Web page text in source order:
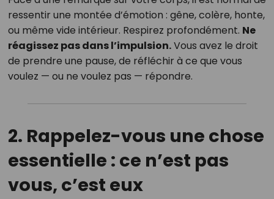
ressentir une montée d’émotion : gêne, colère, honte,
ou même vide intérieur. Respirez profondément. Ne
réagissez pas dans l’impulsion.Vous avez le droit
de prendre une pause, de réfléchir à ce que vous
voulez — ou ne voulez pas — répondre.
2. Rappelez-vous une chose
essentielle : ce n’est pas
vous, c’est eux